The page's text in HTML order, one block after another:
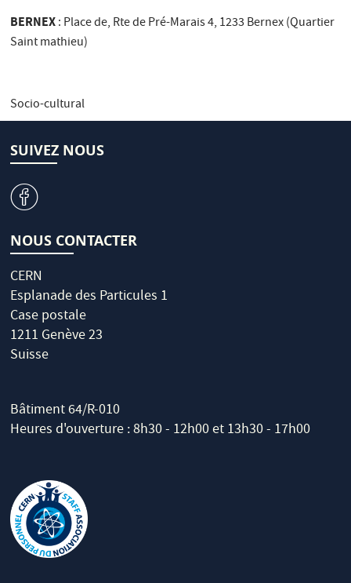
BERNEX: Place de, Rte de Pré-Marais 4, 1233 Bernex (Quartier
Saint mathieu)
Socio-cultural
SUIVEZ NOUS
v
NOUS CONTACTER
CERN
Esplanade des Particules 1
Case postale
1211 Genève 23
Suisse
Bâtiment 64/R-010
Heures d'ouverture : 8h30 - 12h00 et 13h30 - 17h00